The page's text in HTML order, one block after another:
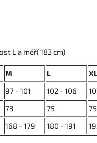
L a měří 183 cm)
M L
XL
97 - 101 102 - 106
73 75
75
168 - 179 180 - 191